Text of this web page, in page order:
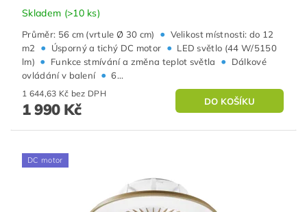
Skladem (>10 ks)
Průměr: 56 cm (vrtule Ø 30 cm) • Velikost místnosti: do 12
m2
• Úsporný a tichý DC motor • LED světlo (44 W/5150
lm) • Funkce stmívání a změna teplot světla •
Dálkové
ovládání v balení • 6...
1 644,63 Kč bez DPH
1 990 Kč
DC motor